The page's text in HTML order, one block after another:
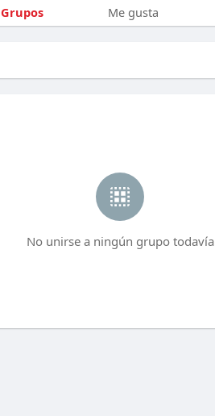
Grupos Me gusta
No unirse a ningún grupo todavía